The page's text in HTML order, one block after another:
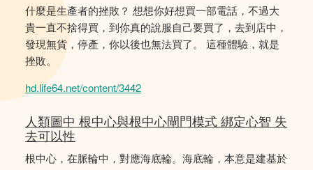
什麼是生產者的挫敗？ 想想你好想買一部電話，不過大
貴一直不捨得買，到你真的說服自己要買了，去到店中，
發現無貨，停產，你以後也無法買了。 這種體驗，就是
挫敗。
hd.life64.net/content/3442
人類圖中 根中心與根中心閘門模式 綁定心智 失
去可以性
根中心，在脈輪中，對應海底輪。海底輪，本意是建基於